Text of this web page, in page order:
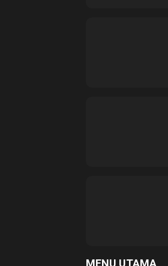
MENU UTAMA